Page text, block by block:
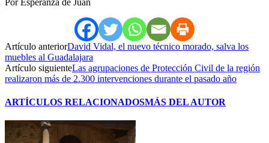
Artículo anteriorDavid Vidal, el nuevo técnico morado, salva los
muebles al Guadalajara
Artículo siguienteLas agrupaciones de Protección Civil de la región
realizaron más de 2.300 intervenciones durante el pasado año
ARTÍCULOS RELACIONADOSMÁS DEL AUTOR